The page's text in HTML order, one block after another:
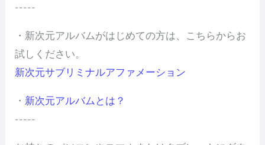
-----
・新次元アルバムがはじめての方は、こちらからお
試しください。
新次元サブリミナルアファメーション
・ 新次元アルバムとは？
-----